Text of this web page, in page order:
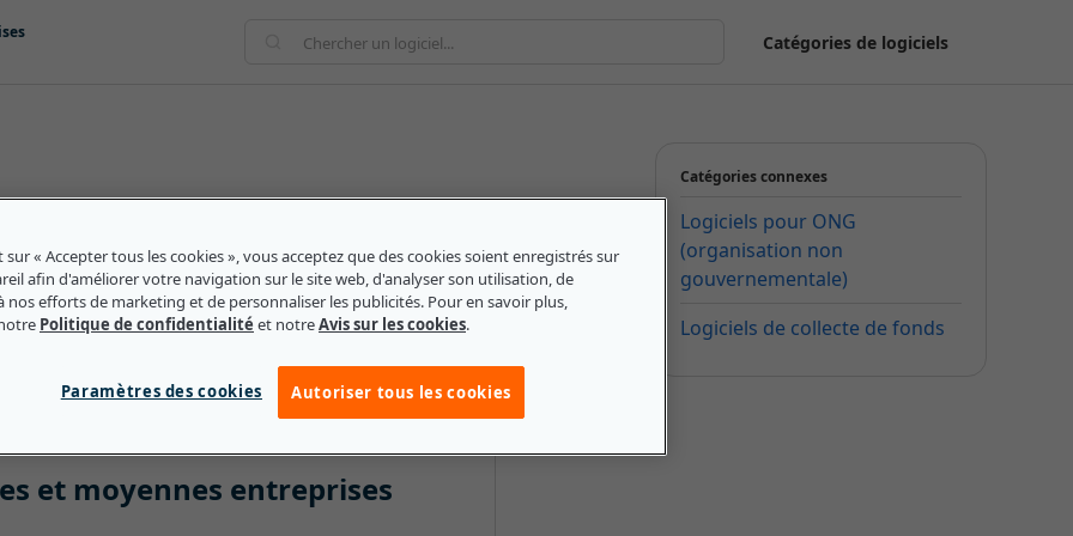
Catégories de logiciels
dans des initiatives environnementales et
peut être généré par la vente de produits
véhicules électriques et les crédits d'impôt sur le
au cours des dernières décennies, car le public a
et des avantages d'une conversion à une
et moyennes entreprises
Catégories connexes
Logiciels pour ONG
(organisation non
gouvernementale)
Logiciels de collecte de fonds
sur « Accepter tous les cookies », vous acceptez que des cookies soient enregistrés sur
afin d'améliorer votre navigation sur le site web, d'analyser son utilisation, de
nos efforts de marketing et de personnaliser les publicités. Pour en savoir plus,
Politique de confidentialité et notreAvis sur les cookies.
Paramètres des cookies Autoriser tous les cookies